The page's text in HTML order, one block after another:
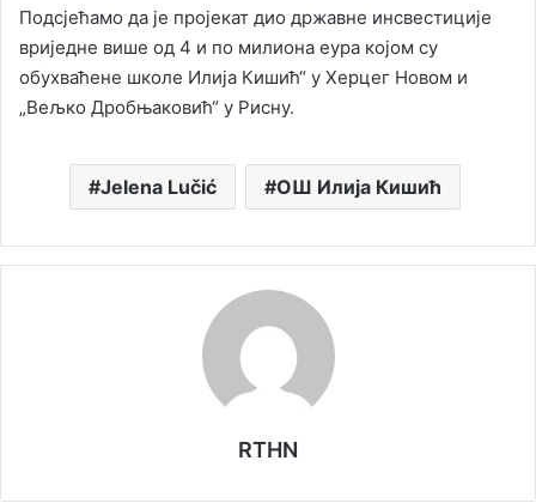
Подсјећамо да је пројекат дио државне инсвестиције
вриједне више од 4 и по милиона еура којом су
обухваћене школе Илија Кишић“ у Херцег Новом и
„Вељко Дробњаковић“ у Рисну.
Jelena Lučić ОШ Илија Кишић
RTHN